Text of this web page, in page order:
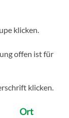
klicken.
offen ist für
klicken.
Ort